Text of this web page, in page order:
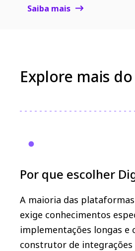
Saiba mais
Explore mais
Por que escolher
A maioria das
exige conhecimentos
implementações longas e
construtor de integrações